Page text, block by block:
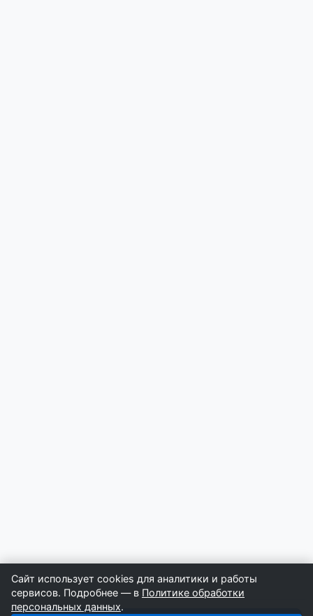
Сайт использует cookies для аналитики и работы
сервисов. Подробнее — в Политике обработки
персональных данных.